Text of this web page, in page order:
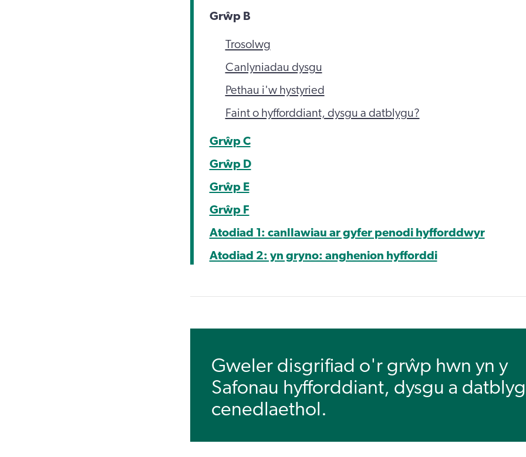
Grŵp B
Trosolwg
Canlyniadau dysgu
Pethau i'w hystyried
Faint o hyfforddiant, dysgu a datblygu?
Grŵp C
Grŵp D
Grŵp E
Grŵp F
Atodiad 1: canllawiau ar gyfer penodi hyfforddwyr
Atodiad 2: yn gryno: anghenion hyfforddi
Gweler disgrifiad o'r grŵp hwn yn y
Safonau hyfforddiant, dysgu a
cenedlaethol.